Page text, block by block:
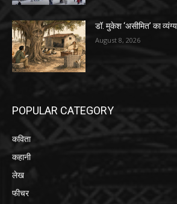
डॉ. मुकेश ‘असीमित’ का
August 8, 2026
POPULAR CATEGORY
कविता
कहानी
लेख
फीचर